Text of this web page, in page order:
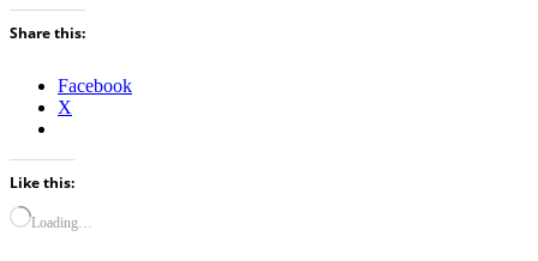
Share this:
Facebook
X
Like this:
Loading…